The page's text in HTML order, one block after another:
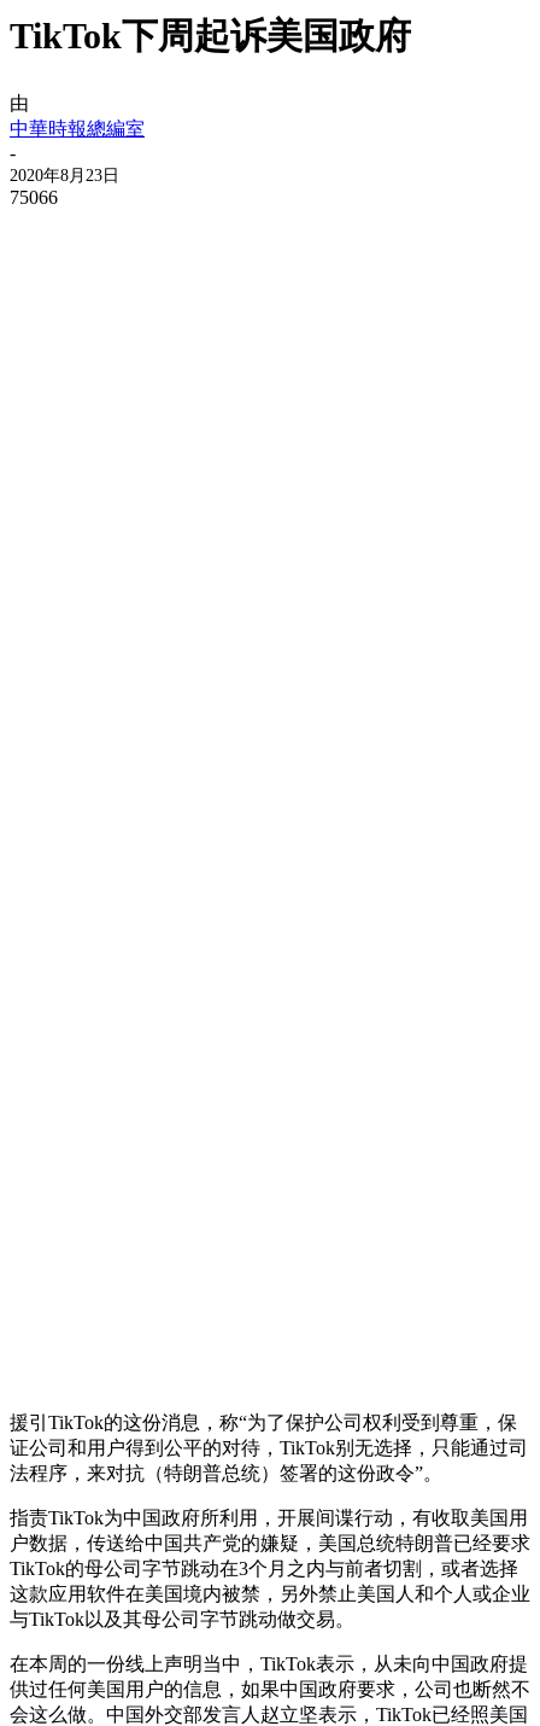
TikTok下周起诉美国政府
由
中華時報總編室
-
2020年8月23日
75066
援引TikTok的这份消息，称“为了保护公司权利受到尊重，保
证公司和用户得到公平的对待，TikTok别无选择，只能通过司
法程序，来对抗（特朗普总统）签署的这份政令”。
指责TikTok为中国政府所利用，开展间谍行动，有收取美国用
户数据，传送给中国共产党的嫌疑，美国总统特朗普已经要求
TikTok的母公司字节跳动在3个月之内与前者切割，或者选择
这款应用软件在美国境内被禁，另外禁止美国人和个人或企业
与TikTok以及其母公司字节跳动做交易。
在本周的一份线上声明当中，TikTok表示，从未向中国政府提
供过任何美国用户的信息，如果中国政府要求，公司也断然不
会这么做。中国外交部发言人赵立坚表示，TikTok已经照美国